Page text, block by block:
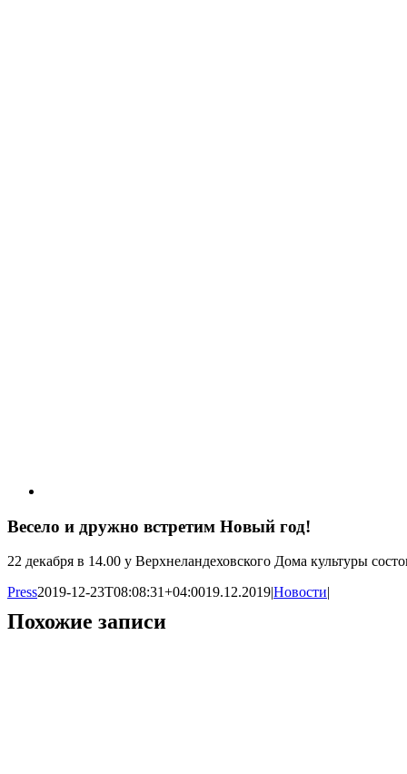
Весело и дружно встретим Новый год!
22 декабря в 14.00 у Верхнеландеховского Дома культуры
Press2019-12-23T08:08:31+04:0019.12.2019|Новости|
Похожие записи